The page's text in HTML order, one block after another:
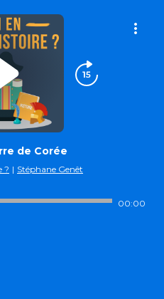
de Corée
? | Stéphane Genêt
00:00